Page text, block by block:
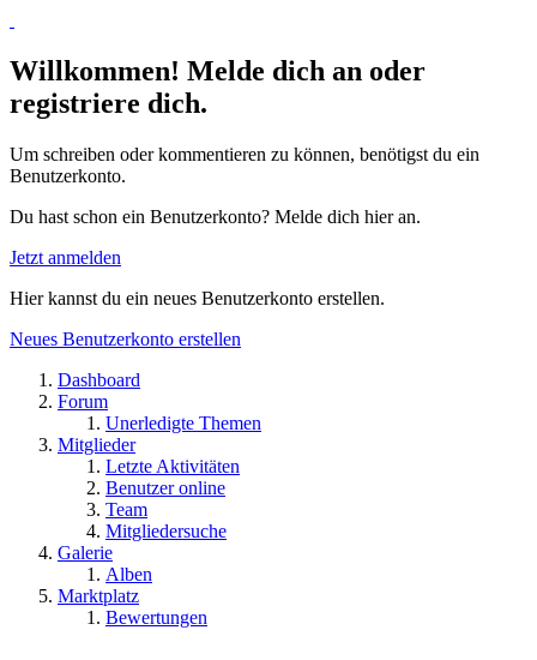
Willkommen! Melde dich an oder
registriere dich.
Um schreiben oder kommentieren zu können, benötigst du ein
Benutzerkonto.
Du hast schon ein Benutzerkonto? Melde dich hier an.
Jetzt anmelden
Hier kannst du ein neues Benutzerkonto erstellen.
Neues Benutzerkonto erstellen
Dashboard
Forum
Unerledigte Themen
Mitglieder
Letzte Aktivitäten
Benutzer online
Team
Mitgliedersuche
Galerie
Alben
Marktplatz
Bewertungen